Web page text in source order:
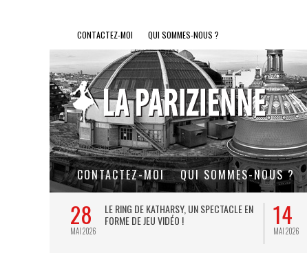
CONTACTEZ-MOI QUI SOMMES-NOUS ?
CONTACTEZ-MOI QUI SOMMES-NOUS ?
28
MAI 2026
LE RING DE KATHARSY, UN SPECTACLE EN
FORME DE JEU VIDÉO !
14
MAI 2026